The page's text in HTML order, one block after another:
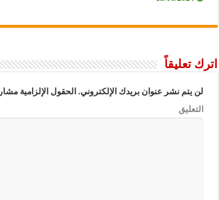
نشر عنوان بريدك الإلكتروني.الحقول الإلزامية مشار إليها بـ*